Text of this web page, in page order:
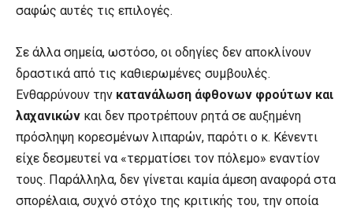
σαφώς αυτές τις επιλογές.
Σε άλλα σημεία, ωστόσο, οι οδηγίες δεν αποκλίνουν
δραστικά από τις καθιερωμένες συμβουλές.
Ενθαρρύνουν την κατανάλωση άφθονων φρούτων και
λαχανικών και δεν προτρέπουν ρητά σε αυξημένη
πρόσληψη κορεσμένων λιπαρών, παρότι ο κ. Κένεντι
είχε δεσμευτεί να «τερματίσει τον πόλεμο» εναντίον
τους. Παράλληλα, δεν γίνεται καμία άμεση αναφορά στα
σπορέλαια, συχνό στόχο της κριτικής του, την οποία